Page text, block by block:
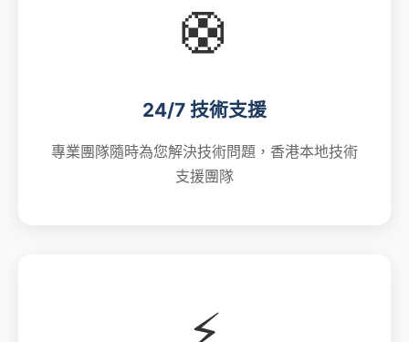
🛟
24/7 技術支援
專業團隊隨時為您解決技術問題，香港本地技術
支援團隊